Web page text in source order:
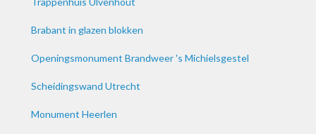
Brabant in glazen blokken
Openingsmonument Brandweer 's Michielsgestel
Scheidingswand Utrecht
Monument Heerlen